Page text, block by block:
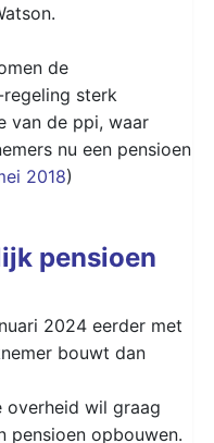
de
regeling sterk
van de ppi, waar
nu een pensioen
2018)
pensioen
2024 eerder met
bouwt dan
overheid wil graag
pensioen opbouwen.